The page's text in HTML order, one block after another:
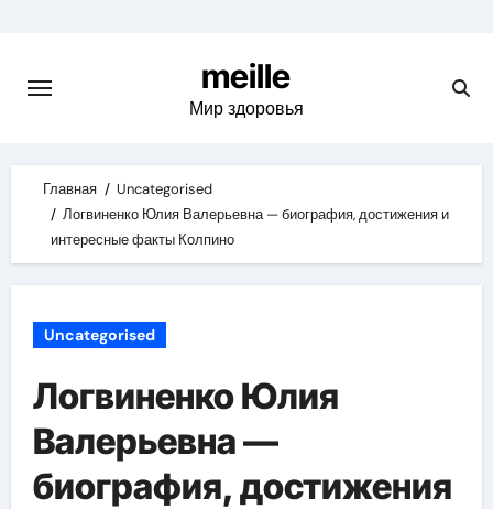
content
meille
Мир здоровья
Главная
Uncategorised
Логвиненко Юлия Валерьевна — биография, достижения и
интересные факты Колпино
Uncategorised
Логвиненко Юлия
Валерьевна —
биография, достижения